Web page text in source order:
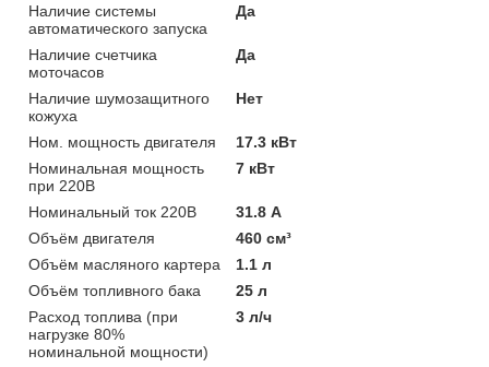
Наличие системы
автоматического запуска
Да
Наличие счетчика
моточасов
Да
Наличие шумозащитного
кожуха
Нет
Ном. мощность двигателя
17.3 кВт
Номинальная мощность
при 220В
7 кВт
Номинальный ток 220В
31.8 А
Объём двигателя
460 см³
Объём масляного картера
1.1 л
Объём топливного бака
25 л
Расход топлива (при
нагрузке 80%
номинальной мощности)
3 л/ч